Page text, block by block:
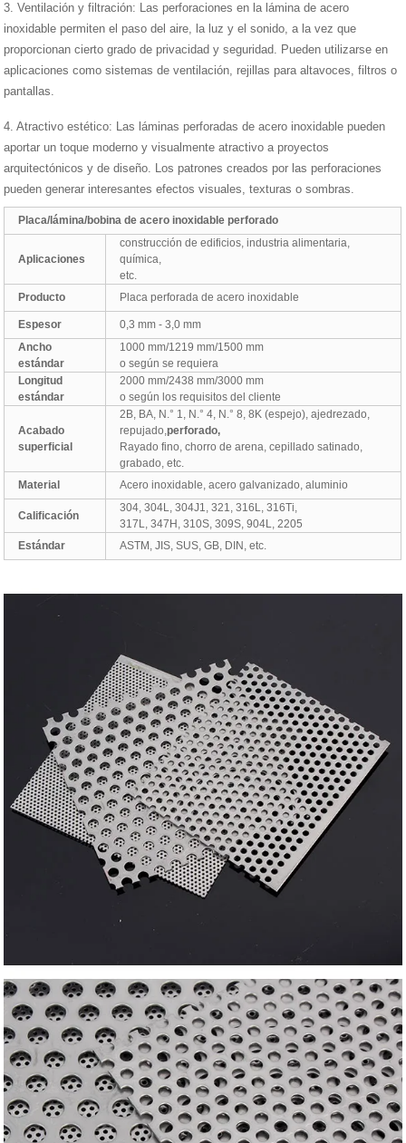
3. Ventilación y filtración: Las perforaciones en la lámina de acero
inoxidable permiten el paso del aire, la luz y el sonido, a la vez que
proporcionan cierto grado de privacidad y seguridad. Pueden utilizarse en
aplicaciones como sistemas de ventilación, rejillas para altavoces, filtros o
pantallas.
4. Atractivo estético: Las láminas perforadas de acero inoxidable pueden
aportar un toque moderno y visualmente atractivo a proyectos
arquitectónicos y de diseño. Los patrones creados por las perforaciones
pueden generar interesantes efectos visuales, texturas o sombras.
Placa/lámina/bobina de acero inoxidable perforado
Aplicaciones
construcción de edificios, industria alimentaria,
química,
etc.
Producto
Placa perforada de acero inoxidable
Espesor
0,3 mm - 3,0 mm
Ancho
estándar
1000 mm/1219 mm/1500 mm
o según se requiera
Longitud
estándar
2000 mm/2438 mm/3000 mm
o según los requisitos del cliente
Acabado
superficial
2B, BA, N.° 1, N.° 4, N.° 8, 8K (espejo), ajedrezado,
repujado,perforado,
Rayado fino, chorro de arena, cepillado satinado,
grabado, etc.
Material
Acero inoxidable, acero galvanizado, aluminio
Calificación
304, 304L, 304J1, 321, 316L, 316Ti,
317L, 347H, 310S, 309S, 904L, 2205
Estándar
ASTM, JIS, SUS, GB, DIN, etc.